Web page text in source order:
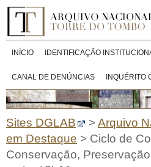
INÍCIO IDENTIFICAÇÃO
CANAL DE DENÚNCIAS INQUÉRITO
Sites DGLAB >Arquivo
em Destaque > Ciclo de
Conservação,